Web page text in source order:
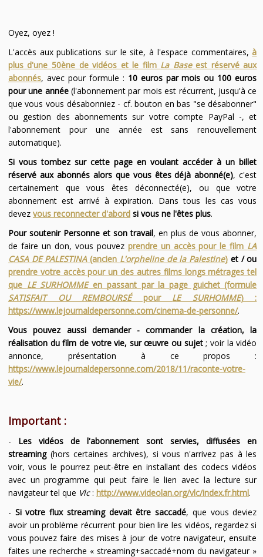
Oyez, oyez !
L'accès aux publications sur le site, à l'espace commentaires,à
plus d'une 50ène de vidéos et le film La Baseest réservé aux
abonnés, avec pour formule : 10 euros par mois ou 100 euros
pour une année(l'abonnement par mois est récurrent, jusqu'à ce
que vous vous désabonniez - cf. bouton en bas "se désabonner"
ou gestion des abonnements sur votre compte PayPal -, et
l'abonnement pour une année est sans renouvellement
automatique).
Si vous tombez sur cette page en voulant accéder à un billet
réservé aux abonnés alors que vous êtes déjà abonné(e), c'est
certainement que vous êtes déconnecté(e), ou que votre
abonnement est arrivé à expiration. Dans tous les cas vous
devez vous reconnecter d'abordsi vous ne l'êtes plus.
Pour soutenir Personne et son travail, en plus de vous abonner,
de faire un don, vous pouvez prendre un accès pour le film LA
CASA DE PALESTINA(ancien L'orpheline de la Palestine) et / ou
prendre votre accès pour un des autres films longs métrages tel
que LE SURHOMMEen passant par la page guichet (formule
SATISFAIT OU REMBOURSÉpour LE SURHOMME) :
https://www.lejournaldepersonne.com/cinema-de-personne/.
Vous pouvez aussi demander - commander la création, la
réalisation du film de votre vie, sur œuvre ou sujet; voir la vidéo
annonce, présentation à ce propos :
https://www.lejournaldepersonne.com/2018/11/raconte-votre-
vie/.
Important :
- Les vidéos de l'abonnement sont servies, diffusées en
streaming(hors certaines archives), si vous n'arrivez pas à les
voir, vous le pourrez peut-être en installant des codecs vidéos
avec un programme qui peut faire le lien avec la lecture sur
navigateur tel que Vlc: http://www.videolan.org/vlc/index.fr.html.
- Si votre flux streaming devait être saccadé, que vous deviez
avoir un problème récurrent pour bien lire les vidéos, regardez si
vous pouvez faire des mises à jour de votre navigateur, ensuite
faites une recherche « streaming+saccadé+nom du navigateur »